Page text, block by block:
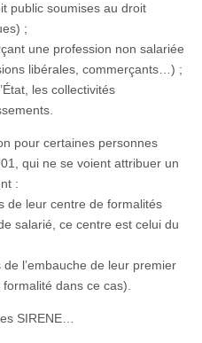
public soumises au droit
;
une profession non salariée
libérales, commerçants…) ;
les collectivités
pour certaines personnes
qui ne se voient attribuer un
:
de leur centre de formalités
salarié, ce centre est celui du
l’embauche de leur premier
dans ce cas).
SIRENE…